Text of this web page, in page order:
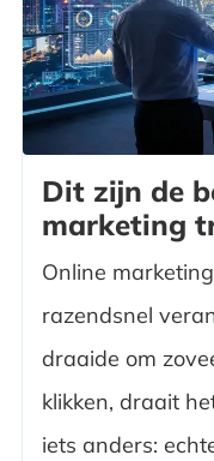
Dit zijn de
marketing
Online
razendsnel
draaide om
klikken, draait
iets anders: